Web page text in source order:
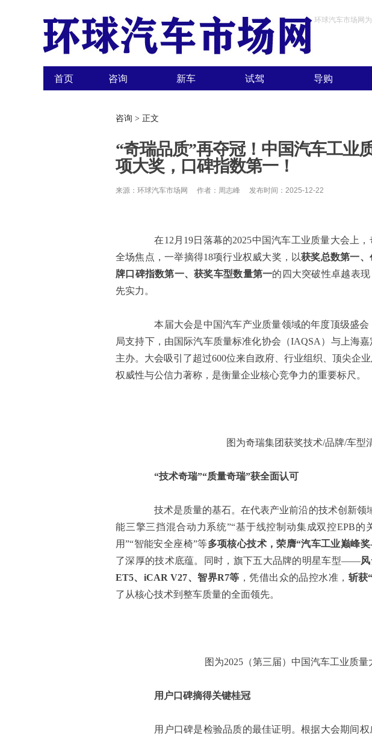
环球汽车市场网
首页 咨询 新车 试驾 导购
咨询 > 正文
“奇瑞品质”再夺冠！中国汽车工业
项大奖，口碑指数第一！
来源：环球汽车市场网 作者：周志峰 发布时间：2025-12-22
在12月19日落幕的2025中国汽车工业质量大会上，
全场焦点，一举摘得18项行业权威大奖，以获奖总数第一
牌口碑指数第一、获奖车型数量第一的四大突破性卓越表
先实力。
本届大会是中国汽车产业质量领域的年度顶级盛会
局支持下，由国际汽车质量标准化协会（IAQSA）与上海
主办。大会吸引了超过600位来自政府、行业组织、顶尖企
权威性与公信力著称，是衡量企业核心竞争力的重要标尺。
图为奇瑞集团获奖技术/品牌/车型
“技术奇瑞”“质量奇瑞”获全面认可
技术是质量的基石。在代表产业前沿的技术创新领
能三擎三挡混合动力系统”“基于线控制动集成双控EPB的
用”“智能安全座椅”等多项核心技术，荣膺“汽车工业巅峰
了深厚的技术底蕴。同时，旗下五大品牌的明星车型——风
ET5、iCAR V27、智界R7等 ，凭借出众的品控水准， 斩获
了从核心技术到整车质量的全面领先。
图为2025（第三届）中国汽车工业质量
用户口碑摘得关键桂冠
用户口碑是检验品质的最佳证明。根据大会期间权